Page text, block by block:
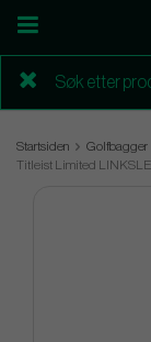
Startsiden
Golfbagger
Titleist Limited